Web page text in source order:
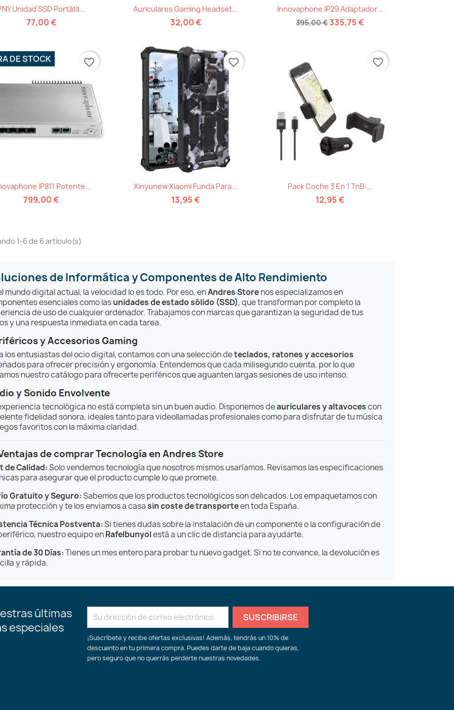
Vista rápida
Unidad SSD Portátil...
77,00 €
Vista rápida
Auriculares Gaming Headset...
32,00 €
Vista rápida
Innovaphone IP29 Adaptador...
395,00 €335,75 €
Vista rápida
IP811 Potente...
799,00 €
DE STOCK favorite_border
Vista rápida
Xinyunew Xiaomi Funda Para...
13,95 €
favorite_border
Vista rápida
Pack Coche 3 En 1 TnB:...
12,95 €
favorite_border
1-6 de 6 artículo(s)
de Informática y Componentes de Alto Rendimiento
mundo digital actual, la velocidad lo es todo. Por eso, enAndres Storenos especializamos en
esenciales como lasunidades de estado sólido (SSD), que transforman por completo la
de uso de cualquier ordenador. Trabajamos con marcas que garantizan la seguridad de tus
y una respuesta inmediata en cada tarea.
y Accesorios Gaming
los entusiastas del ocio digital, contamos con una selección deteclados, ratones y accesorios
para ofrecer precisión y ergonomía. Entendemos que cada milisegundo cuenta, por lo que
nuestro catálogo para ofrecerte periféricos que aguanten largas sesiones de uso intenso.
y Sonido Envolvente
tecnológica no está completa sin un buen audio. Disponemos deauriculares y altavocescon
fidelidad sonora, ideales tanto para videollamadas profesionales como para disfrutar de tu música
favoritos con la máxima claridad.
de comprar Tecnología en Andres Store
de Calidad:Solo vendemos tecnología que nosotros mismos usaríamos. Revisamos las especificaciones
para asegurar que el producto cumple lo que promete.
Gratuito y Seguro:Sabemos que los productos tecnológicos son delicados. Los empaquetamos con
protección y te los enviamos a casasin coste de transporteen toda España.
Técnica Postventa:Si tienes dudas sobre la instalación de un componente o la configuración de
nuestro equipo enRafelbunyolestá a un clic de distancia para ayudarte.
de 30 Días:Tienes un mes entero para probar tu nuevo gadget. Si no te convence, la devolución es
y rápida.
últimas
especiales
¡Suscríbete y recibe ofertas exclusivas! Además, tendrás un 10% de
descuento en tu primera compra. Puedes darte de baja cuando quieras,
pero seguro que no querrás perderte nuestras novedades.